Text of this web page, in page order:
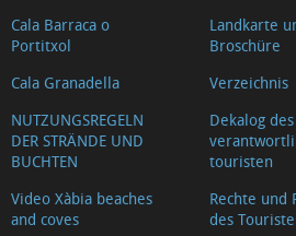
Cala Barraca o
Portitxol
Cala Granadella
NUTZUNGSREGELN
DER STRÄNDE UND
BUCHTEN
Video Xàbia beaches
and coves
Landkarte
Broschüre
Verzeichnis
Dekalog des
touristen
Rechte und
des